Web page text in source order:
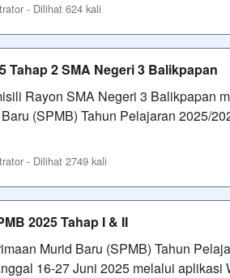
- Dilihat 624 kali
Tahap 2 SMA Negeri 3 Balikpapan
Rayon SMA Negeri 3 Balikpapan
(SPMB) Tahun Pelajaran 2025/
- Dilihat 2749 kali
2025 Tahap I & II
Murid Baru (SPMB) Tahun
16-27 Juni 2025 melalui aplikasi